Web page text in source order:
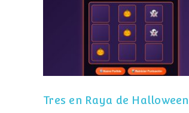
Tres en Raya de Halloween
Tres en Raya de Halloween